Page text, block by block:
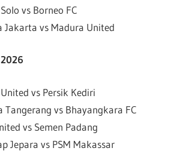
vs Borneo FC
Jakarta vs Madura United
vs Persik Kediri
Tangerang vs Bhayangkara FC
vs Semen Padang
Jepara vs PSM Makassar